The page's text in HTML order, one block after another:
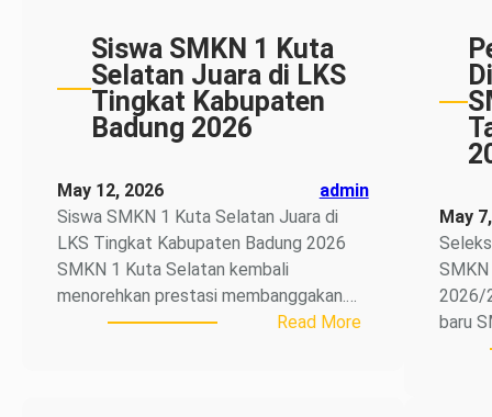
Siswa SMKN 1 Kuta
Selatan Juara di LKS
Tingkat Kabupaten
Badung 2026
May 12, 2026
admin
Siswa SMKN 1 Kuta Selatan Juara di
LKS Tingkat Kabupaten Badung 2026
SMKN 1 Kuta Selatan kembali
menorehkan prestasi membanggakan.…
Read More:
May
2026/
baru